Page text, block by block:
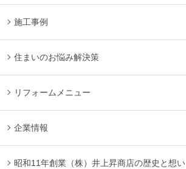
施工事例
住まいのお悩み解決策
リフォームメニュー
企業情報
昭和11年創業（株）井上昇商店の歴史と想い